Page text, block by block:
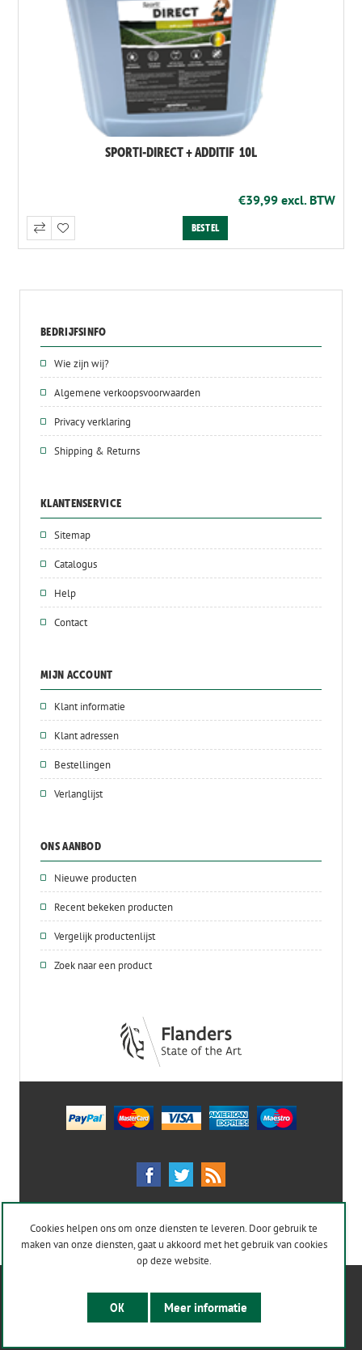
SPORTI-DIRECT + ADDITIF 10L
€39,99 excl. BTW
BEDRIJFSINFO
Wie zijn wij?
Algemene verkoopsvoorwaarden
Privacy verklaring
Shipping & Returns
KLANTENSERVICE
Sitemap
Catalogus
Help
Contact
MIJN ACCOUNT
Klant informatie
Klant adressen
Bestellingen
Verlanglijst
ONS AANBOD
Nieuwe producten
Recent bekeken producten
Vergelijk productenlijst
Zoek naar een product
Designed byNop-Templates.com
Copyright ; 2026 www.supaturf.be. Alle rechten voorbehouden.
Cookies helpen ons om onze diensten te leveren. Door gebruik te
maken van onze diensten, gaat u akkoord met het gebruik van cookies
op deze website.
OK Meer informatie